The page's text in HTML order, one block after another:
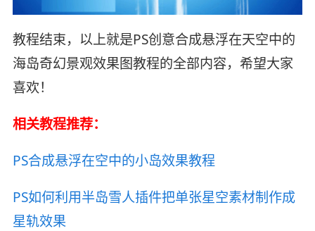
教程结束，以上就是PS创意合成悬浮在天空中的
海岛奇幻景观效果图教程的全部内容，希望大家
喜欢！
相关教程推荐：
PS合成悬浮在空中的小岛效果教程
PS如何利用半岛雪人插件把单张星空素材制作成
星轨效果